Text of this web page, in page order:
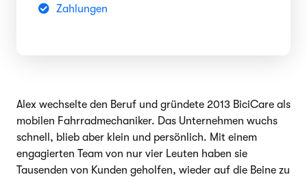
Zahlungen
Alex wechselte den Beruf und gründete 2013 BiciCare als
mobilen Fahrradmechaniker. Das Unternehmen wuchs
schnell, blieb aber klein und persönlich. Mit einem
engagierten Team von nur vier Leuten haben sie
Tausenden von Kunden geholfen, wieder auf die Beine zu